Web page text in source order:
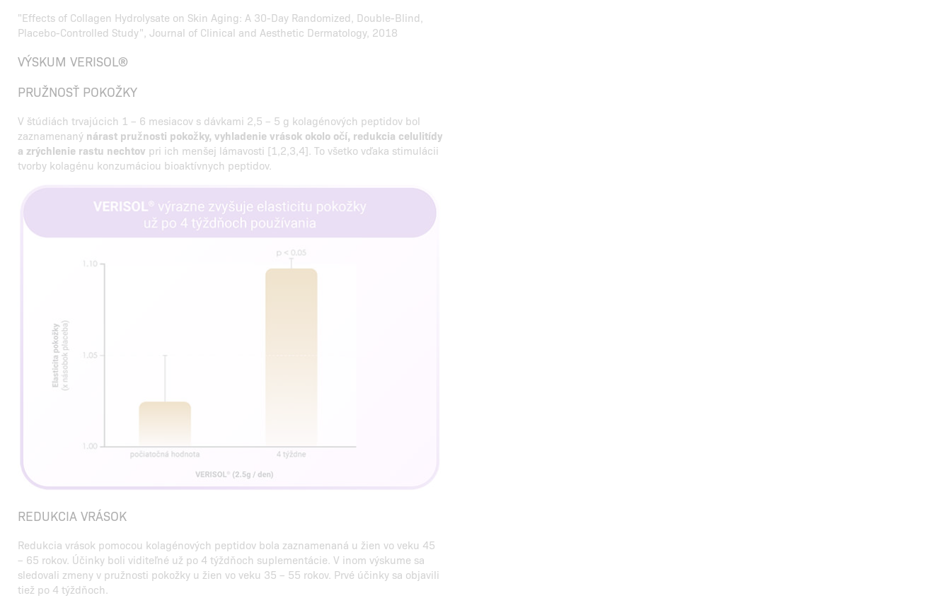
"Effects of Collagen Hydrolysate on Skin Aging: A 30-Day Randomized, Double-Blind,
Placebo-Controlled Study", Journal of Clinical and Aesthetic Dermatology, 2018
VÝSKUM VERISOL®
PRUŽNOSŤ POKOŽKY
V štúdiách trvajúcich 1 – 6 mesiacov s dávkami 2,5 – 5 g kolagénových peptidov bol
zaznamenaný nárast pružnosti pokožky, vyhladenie vrások okolo očí, redukcia celulitídy
a zrýchlenie rastu nechtov pri ich menšej lámavosti [1,2,3,4]. To všetko vďaka stimulácii
tvorby kolagénu konzumáciou bioaktívnych peptidov.
REDUKCIA VRÁSOK
Redukcia vrások pomocou kolagénových peptidov bola zaznamenaná u žien vo veku 45
– 65 rokov. Účinky boli viditeľné už po 4 týždňoch suplementácie. V inom výskume sa
sledovali zmeny v pružnosti pokožky u žien vo veku 35 – 55 rokov. Prvé účinky sa objavili
tiež po 4 týždňoch.